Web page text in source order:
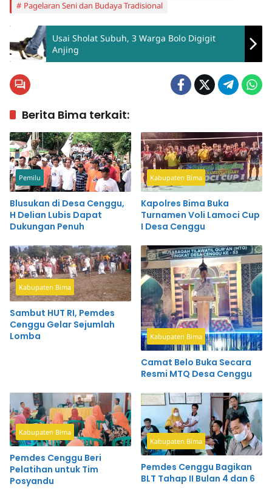
Pagelaran Seni dan Budaya Tradisional
Usai Sholat Subuh, 3 Warga Bolo Digigit
Anjing
Berita Bima terkait:
Pemilu
Blusukan di Desa Cenggu,
H Delian Lubis Dapat
Dukungan Penuh
Kabupaten Bima
Kapolres Bima Buka
Turnamen Voli Lamoci Cup
I Desa Cenggu
Kabupaten Bima
Sambut HUT RI, Pemdes
Cenggu Gelar Sejumlah
Lomba
Kabupaten Bima
Camat Belo Buka Secara
Resmi MTQ Desa Cenggu
Kabupaten Bima
Pemdes Cenggu Beri
Pelatihan untuk Tim
Posyandu
Kabupaten Bima
Pemdes Cenggu Bagikan
BLT Tahap II Bulan 4 dan 6